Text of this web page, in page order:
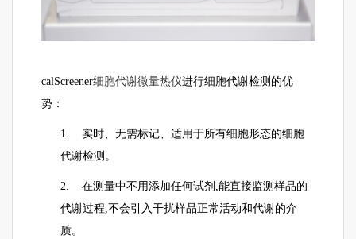
calScreener细胞代谢微量热仪进行细胞代谢检测的优
势：
1. 实时、无需标记、适用于所有细胞形态的细胞
代谢检测。
2. 在测量中不用添加任何试剂,能直接监测样品的
代谢过程,不会引入干扰样品正常活动和代谢的介
质。